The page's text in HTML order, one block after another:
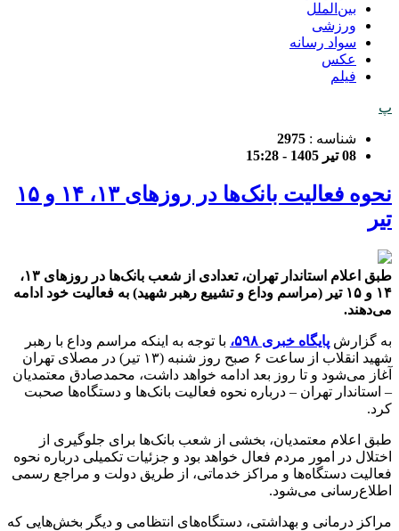
بین‌الملل
ورزشی
سواد رسانه
عکس
فیلم
پ
شناسه : 2975
08 تیر 1405 - 15:28
نحوه فعالیت بانک‌ها در روزهای ۱۳، ۱۴ و ۱۵
تیر
طبق اعلام استاندار تهران، تعدادی از شعب بانک‌ها در روزهای ۱۳،
۱۴ و ۱۵ تیر (مراسم وداع و تشییع رهبر شهید) به فعالیت خود ادامه
می‌دهند.
به گزارش پایگاه خبری ۵۹۸،
با توجه به اینکه مراسم وداع با رهبر
شهید انقلاب از ساعت ۶ صبح روز شنبه (۱۳ تیر) در مصلای تهران
آغاز می‌شود و تا روز بعد ادامه خواهد داشت، محمدصادق معتمدیان
– استاندار تهران – درباره نحوه فعالیت بانک‌ها و دستگاه‌ها صحبت
کرد.
طبق اعلام معتمدیان، بخشی از شعب بانک‌ها برای جلوگیری از
اختلال در امور مردم فعال خواهد بود و جزئیات تکمیلی درباره نحوه
فعالیت دستگاه‌ها و مراکز خدماتی، از طریق دولت و مراجع رسمی
اطلاع‌رسانی می‌شود.
مراکز درمانی و بهداشتی، دستگاه‌های انتظامی و دیگر بخش‌هایی که